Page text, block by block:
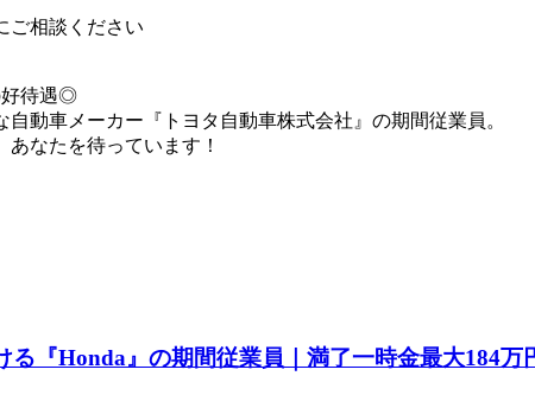
ご相談ください
好待遇◎
動車メーカー『トヨタ自動車株式会社』の期間従業員。
あなたを待っています！
る『Honda』の期間従業員｜満了一時金最大184